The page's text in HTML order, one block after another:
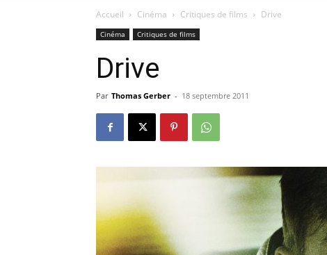
Accueil Cinéma Critiques de films Drive
Cinéma Critiques de films
Drive
Par Thomas Gerber - 18 septembre 2011